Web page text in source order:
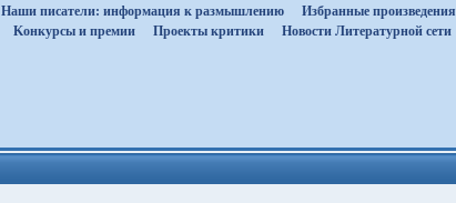
Наши писатели: информация к размышлению Избранные произведения
Kонкурсы и премии Проекты критики Новости Литературной сети